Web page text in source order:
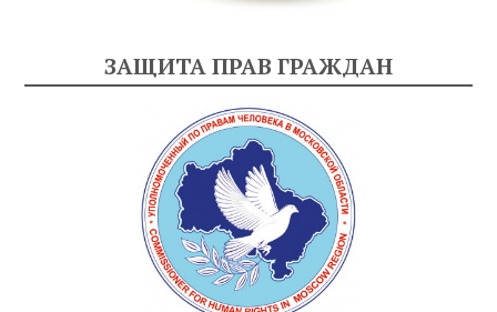
ЗАЩИТА ПРАВ ГРАЖДАН